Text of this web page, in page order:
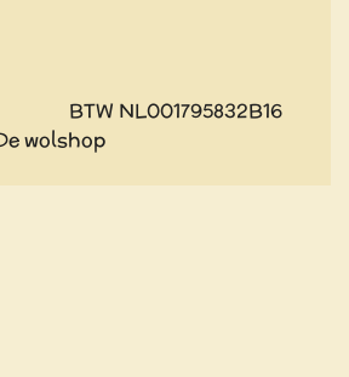
BTW NL001795832B16